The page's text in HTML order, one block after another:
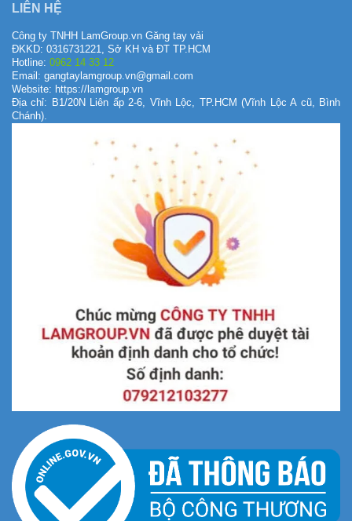
LIÊN HỆ
Công ty TNHH LamGroup.vn Găng tay vải
ĐKKD: 0316731221, Sở KH và ĐT TP.HCM
Hotline: 0962 14 33 12
Email: gangtaylamgroup.vn@gmail.com
Website: https://lamgroup.vn
Địa chỉ: B1/20N Liên ấp 2-6, Vĩnh Lộc, TP.HCM (Vĩnh Lộc A cũ, Bình
Chánh).